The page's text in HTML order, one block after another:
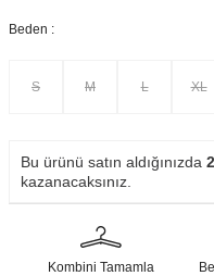
Beden :
S M L XL
Bu ürünü satın aldığınızda
kazanacaksınız.
Kombini Tamamla